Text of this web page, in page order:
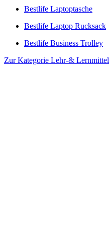
Bestlife Laptoptasche
Bestlife Laptop Rucksack
Bestlife Business Trolley
Zur Kategorie Lehr-& Lernmittel